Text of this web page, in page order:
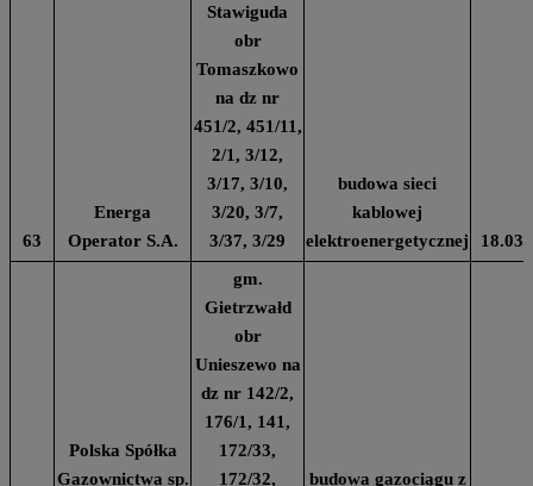
63
Energa
Operator S.A.
Stawiguda
obr
Tomaszkowo
na dz nr
451/2, 451/11,
2/1, 3/12,
3/17, 3/10,
3/20, 3/7,
3/37, 3/29
budowa sieci
kablowej
elektroenergetycznej
Polska Spółka
Gazownictwa sp.
gm.
Gietrzwałd
obr
Unieszewo na
dz nr 142/2,
176/1, 141,
172/33,
172/32,
budowa gazociągu z